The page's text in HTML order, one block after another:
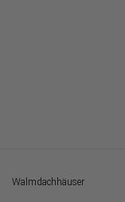
Walmdachhäuser